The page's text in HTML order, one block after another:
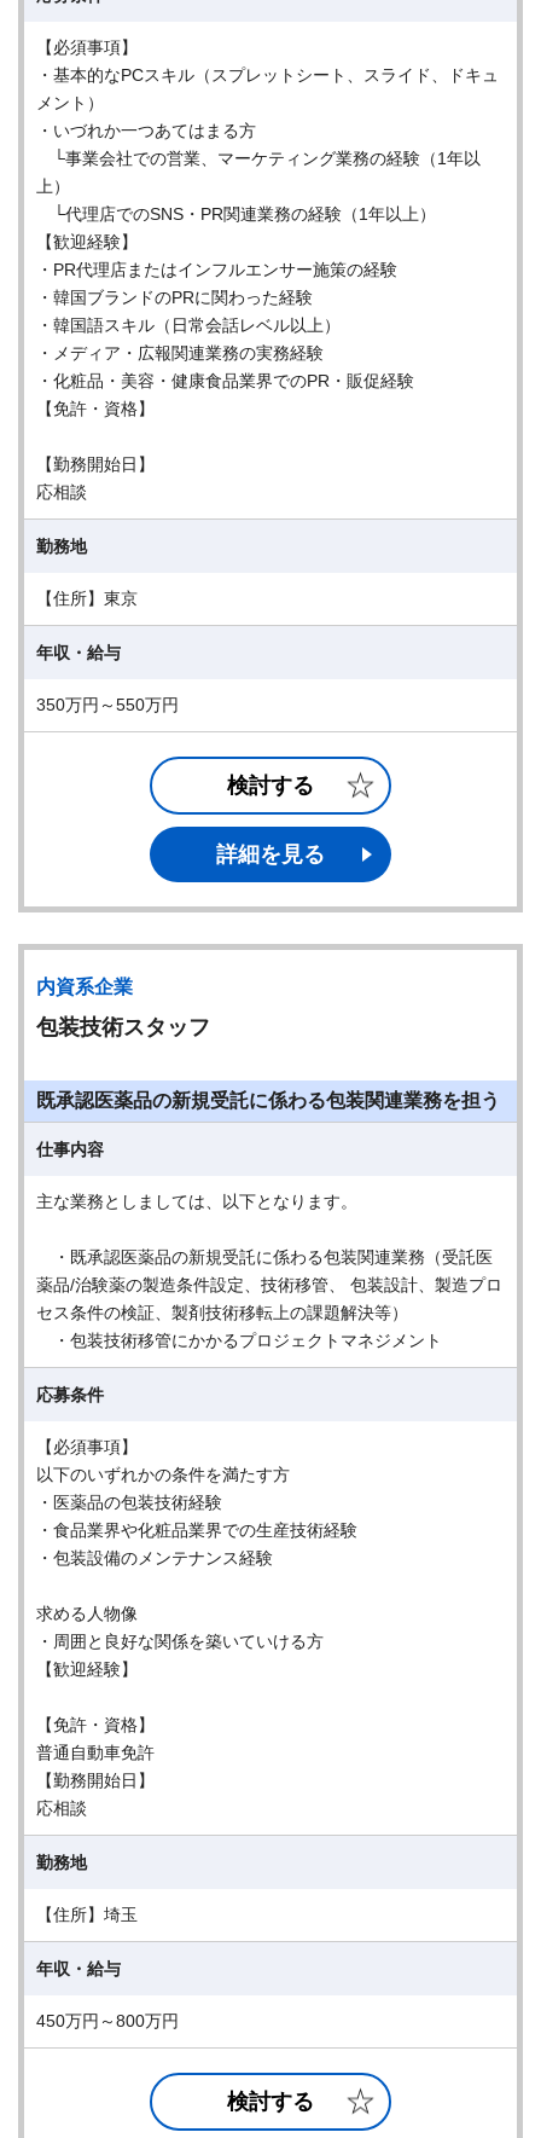
【必須事項】
・基本的なPCスキル（スプレットシート、スライド、ドキュ
メント）
・いづれか一つあてはまる方
└事業会社での営業、マーケティング業務の経験（1年以
上）
└代理店でのSNS・PR関連業務の経験（1年以上）
【歓迎経験】
・PR代理店またはインフルエンサー施策の経験
・韓国ブランドのPRに関わった経験
・韓国語スキル（日常会話レベル以上）
・メディア・広報関連業務の実務経験
・化粧品・美容・健康食品業界でのPR・販促経験
【免許・資格】
【勤務開始日】
応相談
勤務地
【住所】東京
年収・給与
350万円～550万円
検討する
詳細を見る
内資系企業
包装技術スタッフ
既承認医薬品の新規受託に係わる包装関連業務を担う
仕事内容
主な業務としましては、以下となります。
・既承認医薬品の新規受託に係わる包装関連業務（受託医
薬品/治験薬の製造条件設定、技術移管、 包装設計、製造プロ
セス条件の検証、製剤技術移転上の課題解決等）
・包装技術移管にかかるプロジェクトマネジメント
応募条件
【必須事項】
以下のいずれかの条件を満たす方
・医薬品の包装技術経験
・食品業界や化粧品業界での生産技術経験
・包装設備のメンテナンス経験
求める人物像
・周囲と良好な関係を築いていける方
【歓迎経験】
【免許・資格】
普通自動車免許
【勤務開始日】
応相談
勤務地
【住所】埼玉
年収・給与
450万円～800万円
検討する